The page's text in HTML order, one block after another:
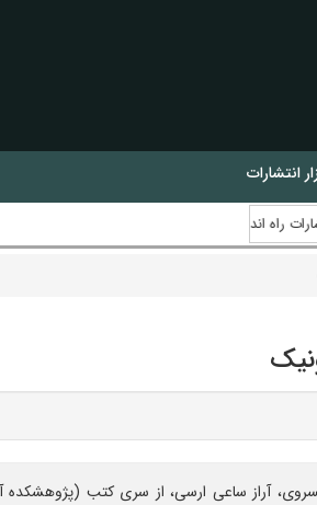
انتشارات
گردید
آراز ساعی ارسی، از سری کتب (پژوهشکده